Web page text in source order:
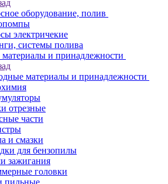
оборудование, полив
электричекие
системы полива
материалы и принадлежности
материалы и принадлежности
отрезные
части
и смазки
для бензопилы
зажигания
головки
пильные